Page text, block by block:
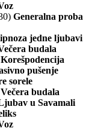
Generalna proba
jedne ljubavi
budala
Korešpodencija
pušenje
sorele
Večera budala
u Savamali